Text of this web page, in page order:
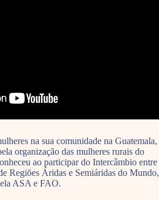
na sua comunidade na Guatemala,
organização das mulheres rurais do
ao participar do Intercâmbio entre
Regiões Áridas e Semiáridas do Mundo,
ASA e FAO.